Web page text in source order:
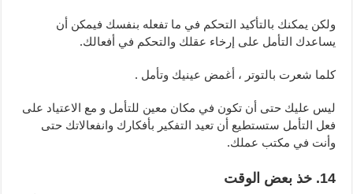
ولكن يمكنك بالتأكيد التحكم في ما تفعله بنفسك فيمكن أن
يساعدك التأمل على إرخاء عقلك والتحكم في أفعالك.
كلما شعرت بالتوتر ، أغمض عينيك وتأمل .
ليس عليك حتى أن تكون في مكان معين للتأمل و مع الاعتياد على
فعل التأمل ستستطيع أن تعيد التفكير بأفكارك وانفعالاتك حتى
وأنت في مكتب عملك.
14. خذ بعض الوقت